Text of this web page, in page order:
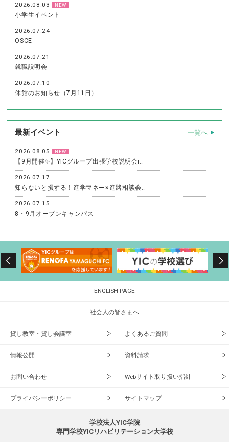
2026.08.03 NEW
小学生イベント
2026.07.24
OSCE
2026.07.21
就職説明会
2026.07.10
休館のお知らせ（7月11日）
最新イベント 一覧へ
2026.08.05 NEW
【9月開催✨】YICグループ出張学校説明会i…
2026.07.17
知らないと損する！進学マネー×進路相談会…
2026.07.15
8・9月オープンキャンパス
ENGLISH PAGE
社会人の皆さまへ
貸し教室・貸し会議室 よくあるご質問
情報公開 資料請求
お問い合わせ Webサイト取り扱い指針
プライバシーポリシー サイトマップ
学校法人YIC学院
専門学校YICリハビリテーション大学校